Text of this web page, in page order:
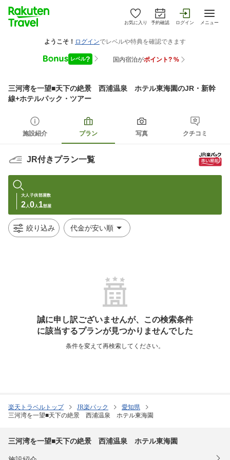
お気に入り 予約確認 ログイン メニュー
三河湾を一望■天下の絶景 西浦温泉 ホテル東海園のJR・新幹
線+ホテルパック・ツアー
施設紹介 プラン 写真 クチコミ
JR付きプラン一覧
大人
2人
子供
0人
部屋数
1部屋
絞り込み 代金が安い順
誠に申し訳ございませんが、この検索条件
に該当するプランが見つかりませんでした
条件を変えて再検索してください。
楽天トラベルトップ JR楽パック
愛知県
三河湾を一望■天下の絶景 西浦温泉 ホテル東海園
三河湾を一望■天下の絶景 西浦温泉 ホテル東海園